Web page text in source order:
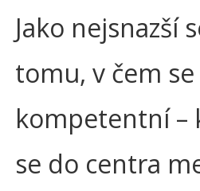
Jako nejsnazší
tomu, v čem
kompetentní –
se do centra